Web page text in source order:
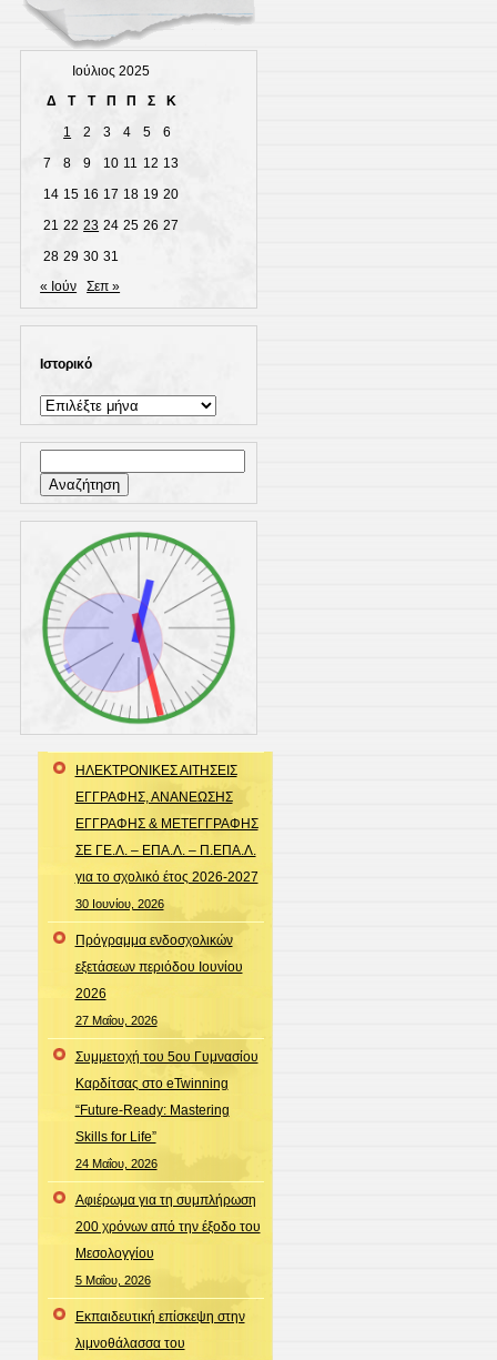
Ιούλιος 2025
Δ
Τ Τ Π Π Σ
Κ
1
2 3 4 5
6
7
8 9 10 11 12 13
14 15 16 17 18 19 20
21 22 23 24 25 26 27
28 29 30 31
« Ιούν
Σεπ »
Ιστορικό
Ιστορικό
για:
ΗΛΕΚΤΡΟΝΙΚΕΣ ΑΙΤΗΣΕΙΣ
ΕΓΓΡΑΦΗΣ, ΑΝΑΝΕΩΣΗΣ
ΕΓΓΡΑΦΗΣ & ΜΕΤΕΓΓΡΑΦΗΣ
ΣΕ ΓΕ.Λ. – ΕΠΑ.Λ. – Π.ΕΠΑ.Λ.
για το σχολικό έτος 2026-2027
30 Ιουνίου, 2026
Πρόγραμμα ενδοσχολικών
εξετάσεων περιόδου Ιουνίου
2026
27 Μαΐου, 2026
Συμμετοχή του 5ου Γυμνασίου
Καρδίτσας στο eTwinning
“Future-Ready: Mastering
Skills for Life”
24 Μαΐου, 2026
Αφιέρωμα για τη συμπλήρωση
200 χρόνων από την έξοδο του
Μεσολογγίου
5 Μαΐου, 2026
Εκπαιδευτική επίσκεψη στην
λιμνοθάλασσα του